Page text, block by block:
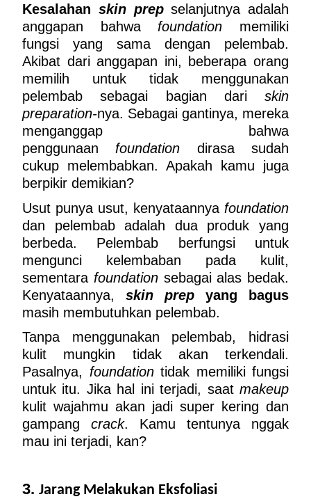
Kesalahan skin prep selanjutnya adalah
anggapan bahwa foundation memiliki
fungsi yang sama dengan pelembab.
Akibat dari anggapan ini, beberapa orang
memilih untuk tidak menggunakan
pelembab sebagai bagian dari skin
preparation-nya. Sebagai gantinya, mereka
menganggap bahwa
penggunaan foundation dirasa sudah
cukup melembabkan. Apakah kamu juga
berpikir demikian?
Usut punya usut, kenyataannya foundation
dan pelembab adalah dua produk yang
berbeda. Pelembab berfungsi untuk
mengunci kelembaban pada kulit,
sementara foundation sebagai alas bedak.
Kenyataannya, skin prep yang bagus
masih membutuhkan pelembab.
Tanpa menggunakan pelembab, hidrasi
kulit mungkin tidak akan terkendali.
Pasalnya, foundation tidak memiliki fungsi
untuk itu. Jika hal ini terjadi, saat makeup
kulit wajahmu akan jadi super kering dan
gampang crack. Kamu tentunya nggak
mau ini terjadi, kan?
3. Jarang Melakukan Eksfoliasi